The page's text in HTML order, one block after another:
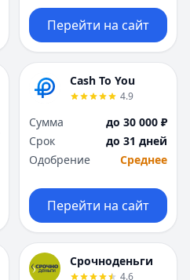
Сочи
Сургут
Т
Тольятти
Тюмень
У
Уфа
Х
Хабаровск
Ч
Чебоксары
Сочи
Сургут
Т
Тольятти
Тюмень
У
Уфа
Х
Хабаровск
Ч
Чебоксары
Перейти на сайт
Cash To You
4.9
Сумма
до 30 000 ₽
Срок
до 31 дней
Одобрение
Среднее
Перейти на сайт
Срочноденьги
4.6